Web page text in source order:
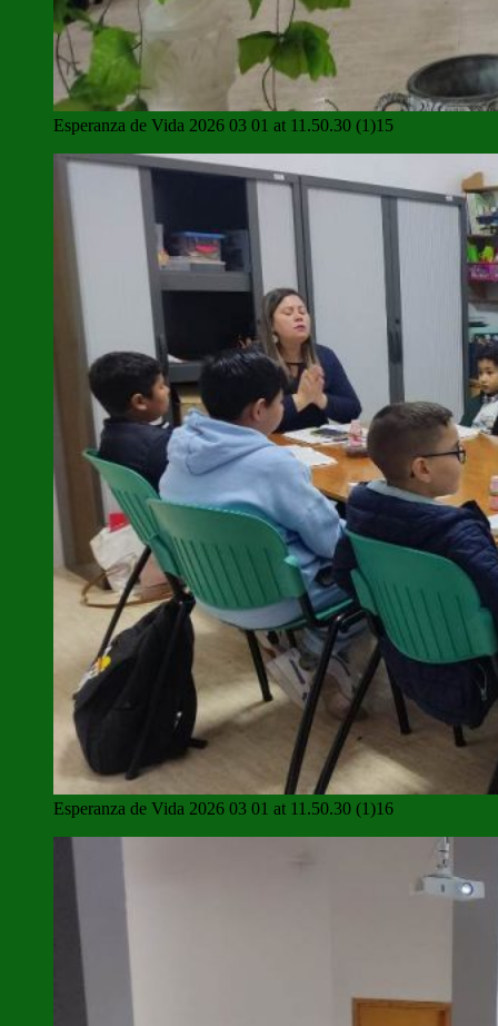
Esperanza de Vida 2026 03 01 at 11.50.30 (1)15
Esperanza de Vida 2026 03 01 at 11.50.30 (1)16